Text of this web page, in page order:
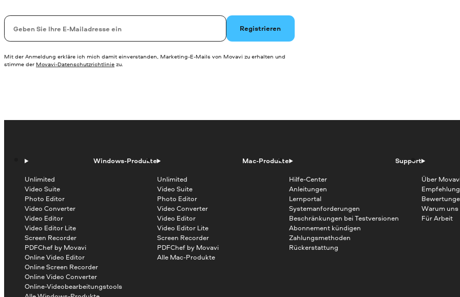
Ihre E-Mail-Addresse Registrieren
Mit der Anmeldung erkläre ich mich damit einverstanden, Marketing-E-Mails von Movavi zu erhalten und
stimme der Movavi-Datenschutzrichtlinie zu.
Windows-Produkte
Unlimited
Video Suite
Photo Editor
Video Converter
Video Editor
Video Editor Lite
Screen Recorder
PDFChef by Movavi
Online Video Editor
Online Screen Recorder
Online Video Converter
Online-Videobearbeitungstools
Mac-Produkte
Unlimited
Video Suite
Photo Editor
Video Converter
Video Editor
Video Editor Lite
Screen Recorder
PDFChef by Movavi
Alle Mac-Produkte
Support
Hilfe-Center
Anleitungen
Lernportal
Systemanforderungen
Beschränkungen bei Testversionen
Abonnement kündigen
Zahlungsmethoden
Rückerstattung
Über
Warum uns
Für Arbeit